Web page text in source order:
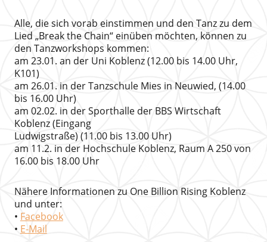
Alle, die sich vorab einstimmen und den Tanz zu dem
Lied „Break the Chain“ einüben möchten, können zu
den Tanzworkshops kommen:
am 23.01. an der Uni Koblenz (12.00 bis 14.00 Uhr,
K101)
am 26.01. in der Tanzschule Mies in Neuwied, (14.00
bis 16.00 Uhr)
am 02.02. in der Sporthalle der BBS Wirtschaft
Koblenz (Eingang
Ludwigstraße) (11.00 bis 13.00 Uhr)
am 11.2. in der Hochschule Koblenz, Raum A 250 von
16.00 bis 18.00 Uhr
Nähere Informationen zu One Billion Rising Koblenz
und unter:
• Facebook
• E-Mail